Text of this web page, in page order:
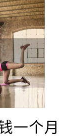
一个月